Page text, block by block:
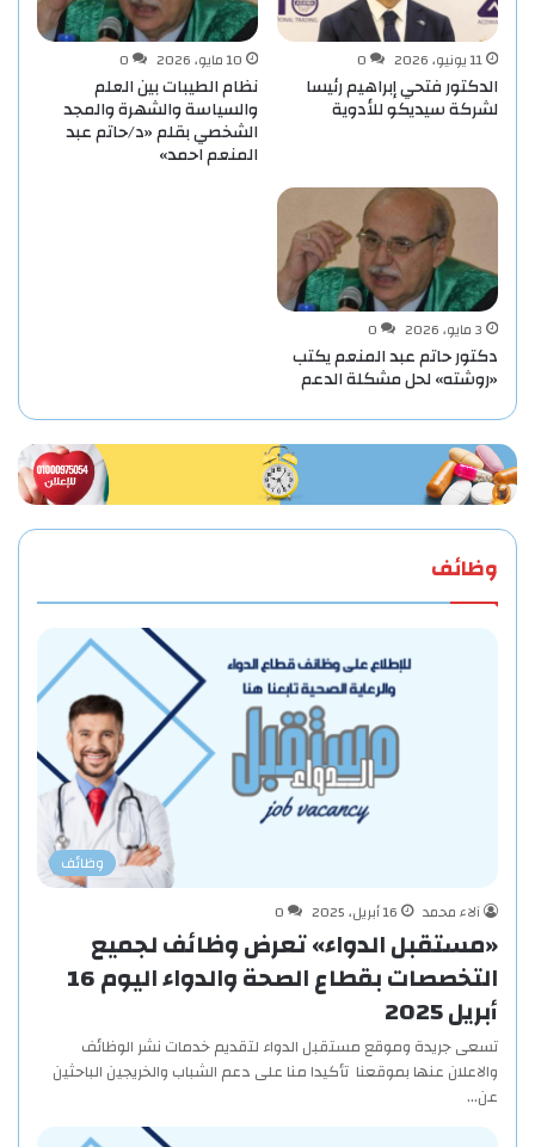
11 يونيو، 2026 0
الدكتور فتحي إبراهيم رئيسا
لشركة سيديكو للأدوية
10 مايو، 2026 0
نظام الطيبات بين العلم
والسياسة والشهرة والمجد
الشخصي بقلم «د/حاتم عبد
المنعم احمد»
3 مايو، 2026 0
دكتور حاتم عبد المنعم يكتب
«روشته» لحل مشكلة الدعم
وظائف
وظائف
آلاء محمد
16 أبريل، 2025 0
«مستقبل الدواء» تعرض وظائف لجميع
التخصصات بقطاع الصحة والدواء اليوم 16
أبريل 2025
تسعى جريدة وموقع مستقبل الدواء لتقديم خدمات نشر الوظائف
والاعلان عنها بموقعنا تأكيدا منا على دعم الشباب والخريجين الباحثين
عن…